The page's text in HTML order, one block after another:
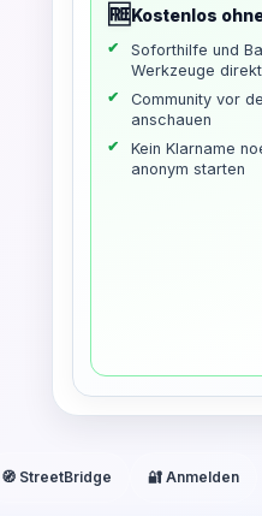
🆓 Kostenlos
Soforthilfe und
Werkzeuge
Community vor
anschauen
Kein Klarname
anonym starten
🧭 StreetBridge 🔐 Anmelden